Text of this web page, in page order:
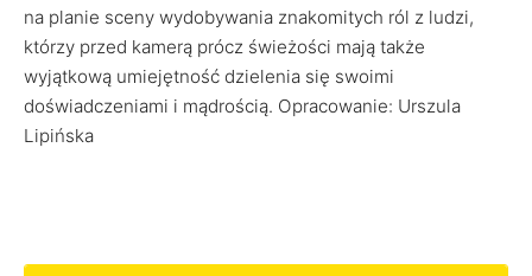
na planie sceny wydobywania znakomitych ról z ludzi,
którzy przed kamerą prócz świeżości mają także
wyjątkową umiejętność dzielenia się swoimi
doświadczeniami i mądrością. Opracowanie: Urszula
Lipińska